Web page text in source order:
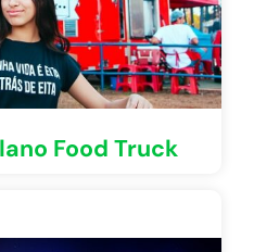
Food Truck